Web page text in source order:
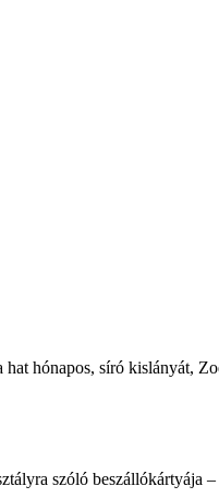
hónapos, síró kislányát,
szóló beszállókártyája